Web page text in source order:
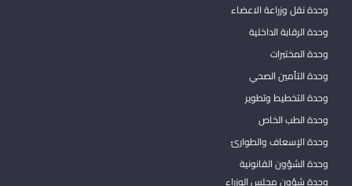
وحدة نقل وزراعة الاعضاء
وحدة الرقابة الداخلية
وحدة المختبرات
وحدة التأمين الصحي
وحدة التخطيط وتطوير
وحدة الطب الخاص
وحدة الإسعاف والطوارئ
وحدة الشؤون القانونية
وحدة شؤون مجلس الوزراء